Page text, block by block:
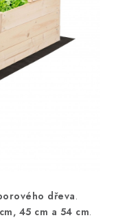
dřeva.
45 cm a 54 cm.